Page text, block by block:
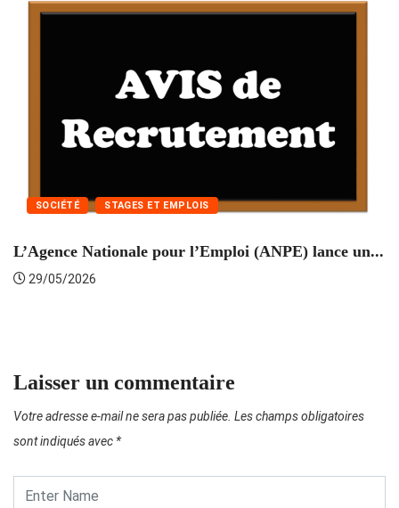
SOCIÉTÉ STAGES ET EMPLOIS
L’Agence Nationale pour l’Emploi (ANPE) lance un...
29/05/2026
Laisser un commentaire
Votre adresse e-mail ne sera pas publiée. Les champs obligatoires
sont indiqués avec *